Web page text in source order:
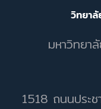
วิทยาลั
มหาวิทยา
1518 ถนนประ